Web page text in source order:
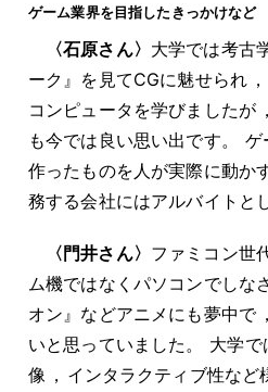
ゲーム業界を目指したきっかけなど
〈石原さん〉 大学では考古
ーク』を見てCGに魅せられ ，
コンピュータを学びましたが
も今では良い思い出です。
ゲ
作ったものを人が実際に動か
務する会社にはアルバイトと
〈門井さん〉 ファミコン世
ム機ではなくパソコンでしな
オン』などアニメにも夢中で
いと思っていました 。
大学で
像 ， インタラクティブ性な